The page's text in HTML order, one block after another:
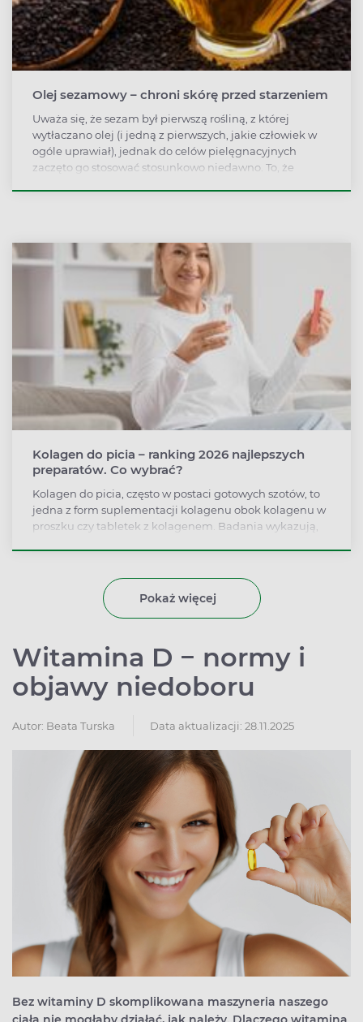
Olej sezamowy – chroni skórę przed starzeniem
Uważa się, że sezam był pierwszą rośliną, z której
wytłaczano olej (i jedną z pierwszych, jakie człowiek w
ogóle uprawiał), jednak do celów pielęgnacyjnych
zaczęto go stosować stosunkowo niedawno. To, że
Kolagen do picia – ranking 2026 najlepszych
preparatów. Co wybrać?
Kolagen do picia, często w postaci gotowych szotów, to
jedna z form suplementacji kolagenu obok kolagenu w
proszku czy tabletek z kolagenem. Badania wykazują,
chcąc kolagenem wzmocnić staw po urazie.
Podpowiadamy, czym się kierować przy wyborze
kolagenu do picia i czego można się spodziewać.
Pokaż więcej
Witamina D − normy i
objawy niedoboru
Autor: Beata Turska Data aktualizacji: 28.11.2025
Bez witaminy D skomplikowana maszyneria naszego